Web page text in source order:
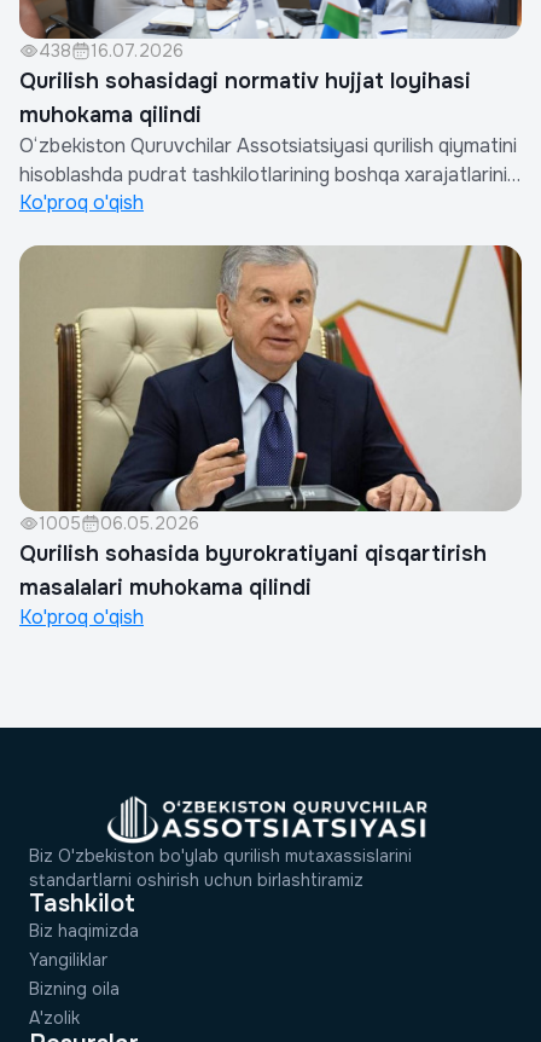
438 16.07.2026
Qurilish sohasidagi normativ hujjat loyihasi
muhokama qilindi
O‘zbekiston Quruvchilar Assotsiatsiyasi qurilish qiymatini
hisoblashda pudrat tashkilotlarining boshqa xarajatlarini
aniqlash tartibi to‘g‘risidagi Nizom loyihasini muhokama
o‘tkazdi.Muhokamada Assotsiatsiya raisi, O‘zbekiston
Respublikasi Qurilish va uy-joy k...
Ko'proq o'qish
1005 06.05.2026
Qurilish sohasida byurokratiyani qisqartirish
masalalari muhokama qilindi
Ko'proq o'qish
Biz O'zbekiston bo'ylab qurilish mutaxassislarini
standartlarni oshirish uchun birlashtiramiz
Tashkilot
Biz haqimizda
Yangiliklar
Bizning oila
A'zolik